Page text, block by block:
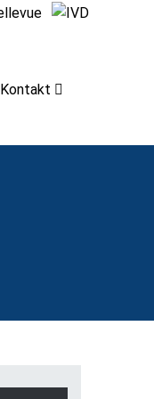
Kontakt